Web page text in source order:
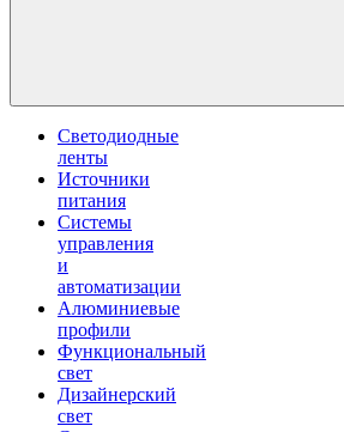
Светодиодные
ленты
Источники
питания
Системы
управления
и
автоматизации
Алюминиевые
профили
Функциональный
свет
Дизайнерский
свет